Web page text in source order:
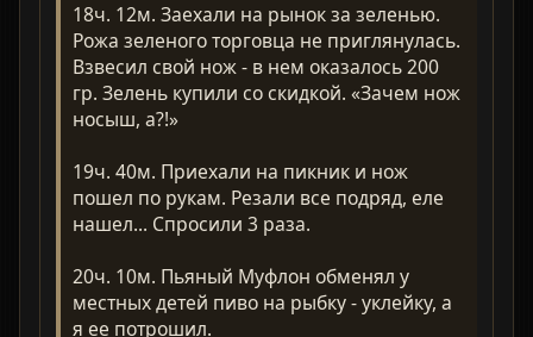
18ч. 12м. Заехали на рынок за зеленью.
Рожа зеленого торговца не приглянулась.
Взвесил свой нож - в нем оказалось 200
гр. Зелень купили со скидкой. «Зачем нож
носыш, а?!»
19ч. 40м. Приехали на пикник и нож
пошел по рукам. Резали все подряд, еле
нашел... Спросили 3 раза.
20ч. 10м. Пьяный Муфлон обменял у
местных детей пиво на рыбку - уклейку, а
я ее потрошил.